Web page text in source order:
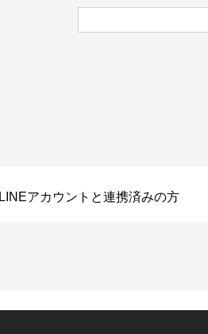
LINEアカウントと連携済みの方